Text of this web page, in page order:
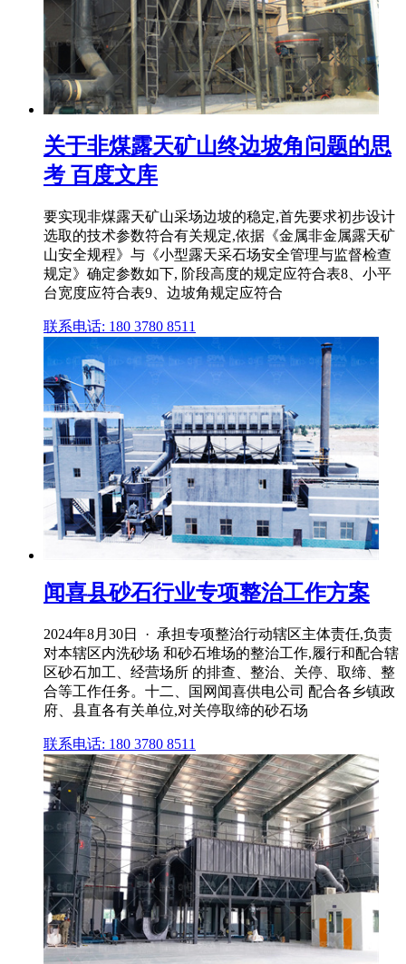
关于非煤露天矿山终边坡角问题的思
考 百度文库
要实现非煤露天矿山采场边坡的稳定,首先要求初步设计
选取的技术参数符合有关规定,依据《金属非金属露天矿
山安全规程》与《小型露天采石场安全管理与监督检查
规定》确定参数如下, 阶段高度的规定应符合表8、小平
台宽度应符合表9、边坡角规定应符合
联系电话: 180 3780 8511
闻喜县砂石行业专项整治工作方案
2024年8月30日 · 承担专项整治行动辖区主体责任,负责
对本辖区内洗砂场 和砂石堆场的整治工作,履行和配合辖
区砂石加工、经营场所 的排查、整治、关停、取缔、整
合等工作任务。十二、国网闻喜供电公司 配合各乡镇政
府、县直各有关单位,对关停取缔的砂石场
联系电话: 180 3780 8511